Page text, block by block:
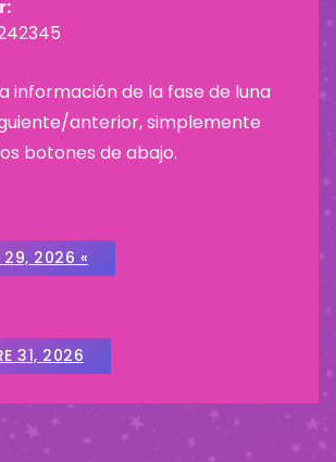
información de la fase de luna
anterior, simplemente
botones de abajo.
29, 2026 «
31, 2026